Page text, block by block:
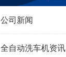
公司新闻
全自动洗车机资讯